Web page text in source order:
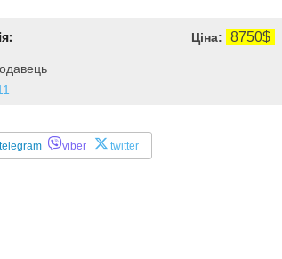
Ціна: 8750$
viber twitter